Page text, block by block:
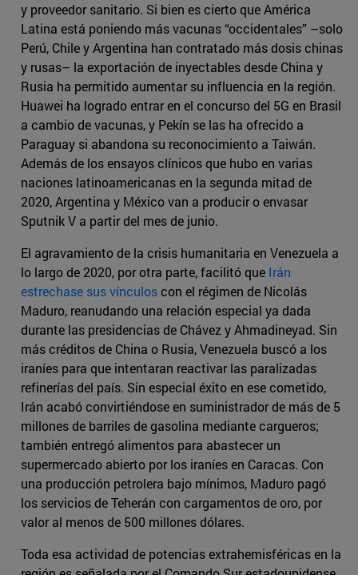
y proveedor sanitario. Si bien es cierto que América
Latina está poniendo más vacunas “occidentales” –solo
Perú, Chile y Argentina han contratado más dosis chinas
y rusas– la exportación de inyectables desde China y
Rusia ha permitido aumentar su influencia en la región.
Huawei ha logrado entrar en el concurso del 5G en Brasil
a cambio de vacunas, y Pekín se las ha ofrecido a
Paraguay si abandona su reconocimiento a Taiwán.
Además de los ensayos clínicos que hubo en varias
naciones latinoamericanas en la segunda mitad de
2020, Argentina y México van a producir o envasar
Sputnik V a partir del mes de junio.
El agravamiento de la crisis humanitaria en Venezuela a
lo largo de 2020, por otra parte, facilitó que Irán
estrechase sus vínculoscon el régimen de Nicolás
Maduro, reanudando una relación especial ya dada
durante las presidencias de Chávez y Ahmadineyad. Sin
más créditos de China o Rusia, Venezuela buscó a los
iraníes para que intentaran reactivar las paralizadas
refinerías del país. Sin especial éxito en ese cometido,
Irán acabó convirtiéndose en suministrador de más de 5
millones de barriles de gasolina mediante cargueros;
también entregó alimentos para abastecer un
supermercado abierto por los iraníes en Caracas. Con
una producción petrolera bajo mínimos, Maduro pagó
los servicios de Teherán con cargamentos de oro, por
valor al menos de 500 millones dólares.
Toda esa actividad de potencias extrahemisféricas en la